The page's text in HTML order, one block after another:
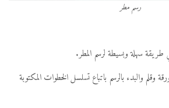
رسم مطر
سهلة وبسيطة لرسم المطر.
والبدء بالرسم باتباع تسلسل الخطوات المكتوبة